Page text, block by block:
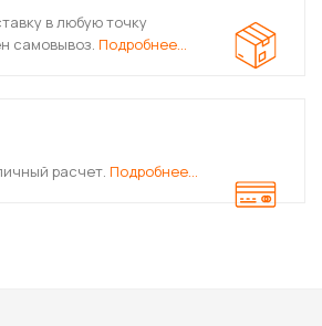
в любую точку
самовывоз. Подробнее…
расчет. Подробнее…